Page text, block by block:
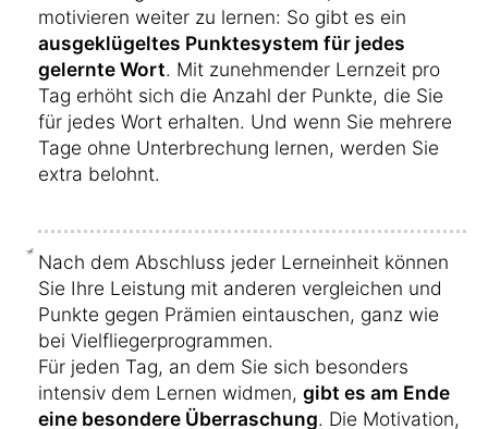
motivieren weiter zu lernen: So gibt es ein
ausgeklügeltes Punktesystem für jedes
gelernte Wort. Mit zunehmender Lernzeit pro
Tag erhöht sich die Anzahl der Punkte, die Sie
für jedes Wort erhalten. Und wenn Sie mehrere
Tage ohne Unterbrechung lernen, werden Sie
extra belohnt.
Nach dem Abschluss jeder Lerneinheit können
Sie Ihre Leistung mit anderen vergleichen und
Punkte gegen Prämien eintauschen, ganz wie
bei Vielfliegerprogrammen.
Für jeden Tag, an dem Sie sich besonders
intensiv dem Lernen widmen, gibt es am Ende
eine besondere Überraschung. Die Motivation,